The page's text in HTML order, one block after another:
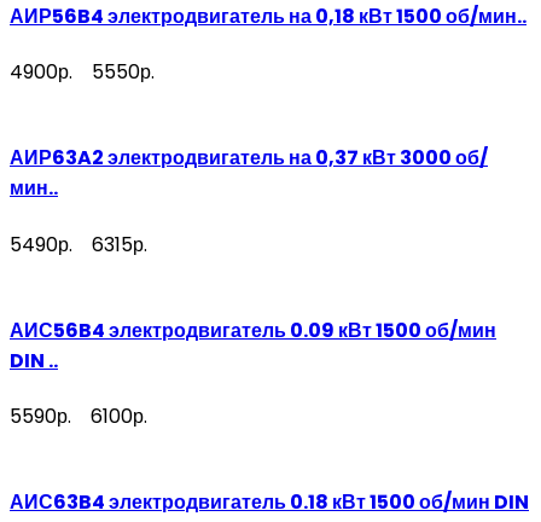
АИР56B4 электродвигатель на 0,18 кВт 1500 об/мин..
4900р. 5550р.
АИР63A2 электродвигатель на 0,37 кВт 3000 об/
мин..
5490р. 6315р.
АИС56B4 электродвигатель 0.09 кВт 1500 об/мин
DIN ..
5590р. 6100р.
АИС63B4 электродвигатель 0.18 кВт 1500 об/мин DIN